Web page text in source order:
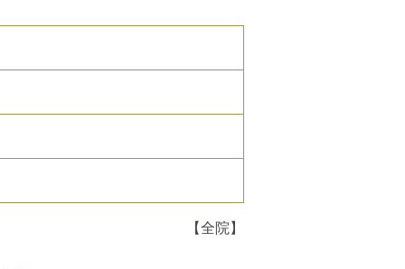
【全院】